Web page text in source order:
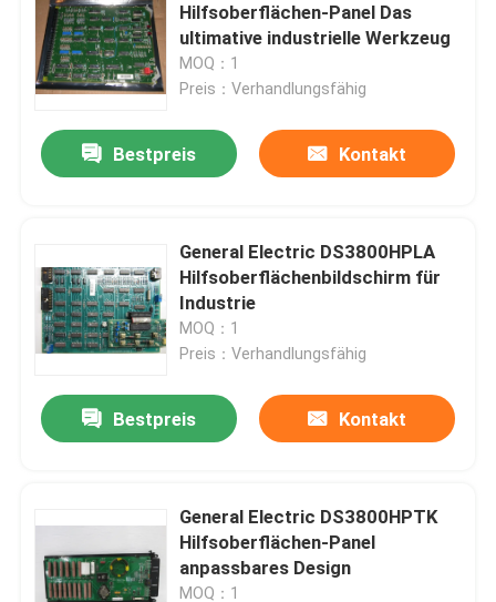
Produkte
Über uns
Fabrik-Ausflug
Treten Sie mit uns in Verbindung
Industrieller Servomotor
Industrielle Servo-Antriebe
Wechselstromservoverstärker
Hilfsoberflächen-Panel Das
ultimative industrielle Werkzeug
MOQ：1
Preis：Verhandlungsfähig
Bestpreis Kontakt
General Electric DS3800HPLA
Hilfsoberflächenbildschirm für
Industrie
MOQ：1
Preis：Verhandlungsfähig
Bestpreis Kontakt
General Electric DS3800HPTK
Hilfsoberflächen-Panel
anpassbares Design
MOQ：1